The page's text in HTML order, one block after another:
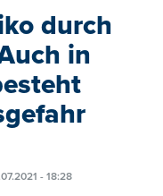
durch
in
- 18:28